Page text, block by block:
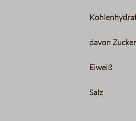
davon Zucker
Eiweiß
Salz